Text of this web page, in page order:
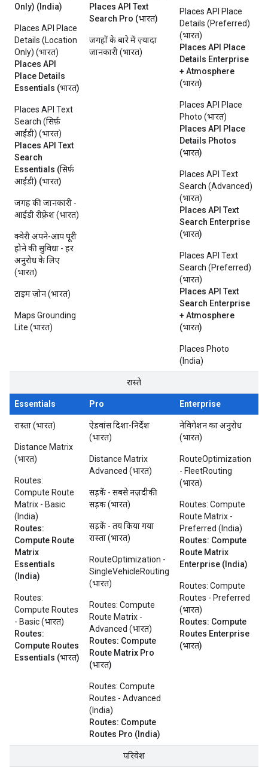
Only) (India)
Places API Place
Details (Location
Only) (भारत)
Places API
Place Details
Essentials (भारत)
Places API Text
Search (सिर्फ़
आईडी) (भारत)
Places API Text
Search
Essentials (सिर्फ़
आईडी) (भारत)
जगह की जानकारी -
आईडी रीफ़्रेश (भारत)
क्वेरी अपने-आप पूरी
होने की सुविधा - हर
अनुरोध के लिए
(भारत)
टाइम ज़ोन (भारत)
Maps Grounding
Lite (भारत)
Places API Text
Search Pro (भारत)
जगहों के बारे में ज़्यादा
जानकारी (भारत)
Places API Place
Details (Preferred)
(भारत)
Places API Place
Details Enterprise
+ Atmosphere
(भारत)
Places API Place
Photo (भारत)
Places API Place
Details Photos
(भारत)
Places API Text
Search (Advanced)
(भारत)
Places API Text
Search Enterprise
(भारत)
Places API Text
Search (Preferred)
(भारत)
Places API Text
Search Enterprise
+ Atmosphere
(भारत)
Places Photo
(India)
रास्ते
Essentials Pro Enterprise
रास्ता (भारत)
Distance Matrix
(भारत)
Routes:
Compute Route
Matrix - Basic
(India)
Routes:
Compute Route
Matrix
Essentials
(India)
Routes:
Compute Routes
- Basic (भारत)
Routes:
Compute Routes
Essentials (भारत)
ऐडवांस दिशा-निर्देश
(भारत)
Distance Matrix
Advanced (भारत)
सड़कें - सबसे नज़दीकी
सड़क (भारत)
सड़कें - तय किया गया
रास्ता (भारत)
RouteOptimization -
SingleVehicleRouting
(भारत)
Routes: Compute
Route Matrix -
Advanced (भारत)
Routes: Compute
Route Matrix Pro
(भारत)
Routes: Compute
Routes - Advanced
(India)
Routes: Compute
Routes Pro (India)
नेविगेशन का अनुरोध
(भारत)
RouteOptimization
- FleetRouting
(भारत)
Routes: Compute
Route Matrix -
Preferred (India)
Routes: Compute
Route Matrix
Enterprise (India)
Routes: Compute
Routes - Preferred
(भारत)
Routes: Compute
Routes Enterprise
(भारत)
परिवेश